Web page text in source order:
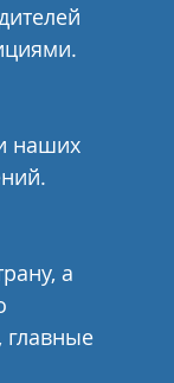
наших
а
главные